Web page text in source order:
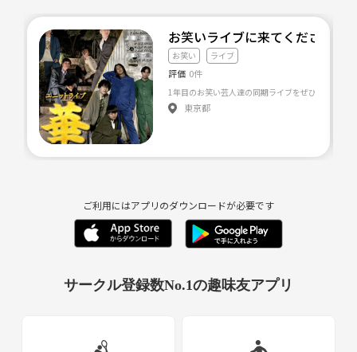
お笑いライブに来てください！
お笑い ライブ
評価 0件
1年目のお笑い芸人達の同期ライブをぜひ見に来て
東京都
ご利用にはアプリのダウンロードが必要です
サークル登録数No.1の趣味友アプリ